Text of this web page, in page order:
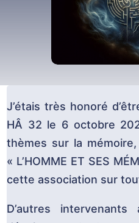
J’étais très honoré
HÂ 32 le 6 octobre
thèmes sur la
« L’HOMME ET SES
cette association sur
D’autres